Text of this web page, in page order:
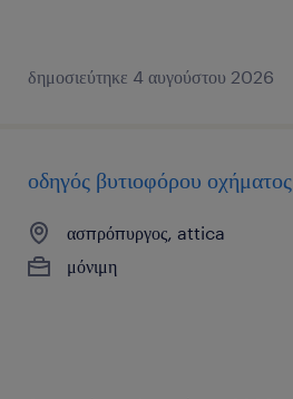
δημοσιεύτηκε 4 αυγούστου 2026
οδηγός βυτιοφόρου οχήματος
ασπρόπυργος, attica
μόνιμη